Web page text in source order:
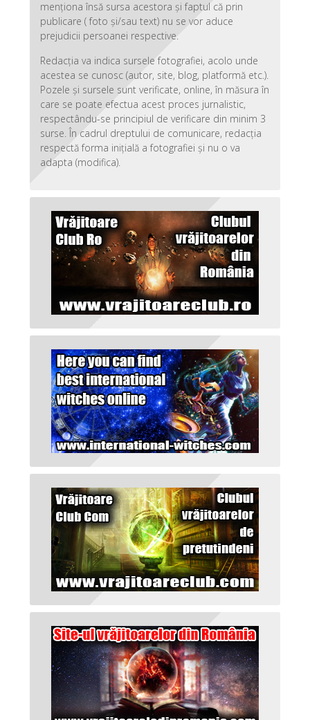
menționa însă sursa acestora și faptul că prin
publicare ( foto și/sau text) nu se vor aduce
prejudicii persoanei respective.
Redacția va indica sursele fotografiei, acolo unde
acestea se cunosc (autor, site, blog, platformă etc.).
Pozele și sursele sunt verificate, online, în măsura în
care se poate efectua acest proces jurnalistic,
respectându-se principiul de verificare din minim 3
surse. În cadrul dreptului de comunicare, redacția
respectă forma inițială a fotografiei și nu o va
adapta (modifica).